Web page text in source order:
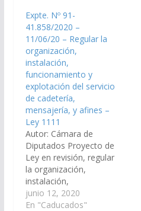
mandados, delivery y
afines en el cual
deberán inscribirse las
personas humanas o
jurídicas responsables.
(Expte. N° 91-
46.611/2022, a la
Comisión de
Legislación General,
del Trabajo y…
Expte. Nº 91-
41.858/2020 –
11/06/20 – Regular la
organización,
instalación,
funcionamiento y
explotación del servicio
de cadetería,
mensajería, y afines –
Ley 1111
Autor: Cámara de
Diputados Proyecto de
Ley en revisión, regular
la organización,
instalación,
funcionamiento y
explotación del servicio
junio 12, 2020
En "Caducados"